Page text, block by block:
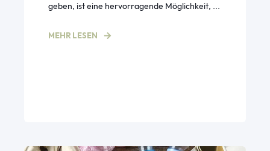
geben, ist eine hervorragende Möglichkeit, ...
MEHR LESEN